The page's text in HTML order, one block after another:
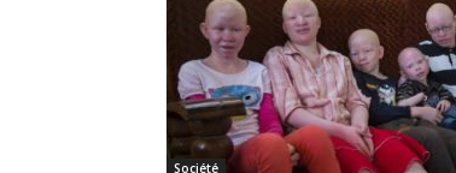
Société